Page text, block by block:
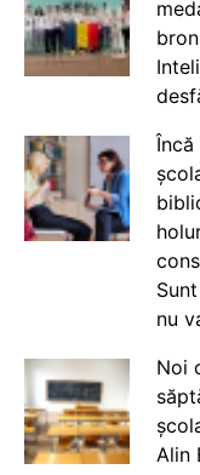
Încă
nu
Noi
Alin